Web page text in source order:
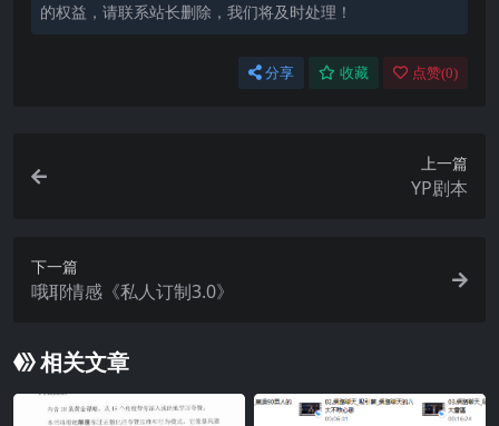
的权益，请联系站长删除，我们将及时处理！
分享 收藏 点赞(0)
上一篇
YP剧本
下一篇
哦耶情感《私人订制3.0》
相关文章